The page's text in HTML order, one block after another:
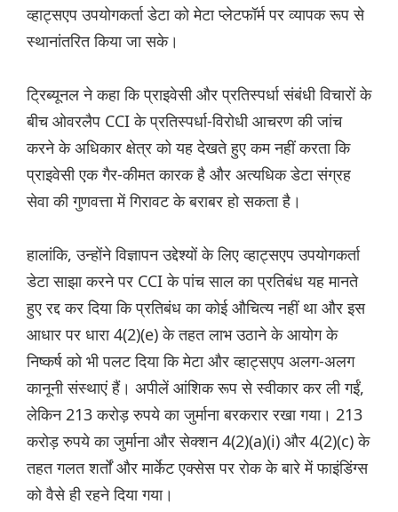
व्हाट्सएप उपयोगकर्ता डेटा को मेटा प्लेटफॉर्म पर व्यापक रूप से
स्थानांतरित किया जा सके।
ट्रिब्यूनल ने कहा कि प्राइवेसी और प्रतिस्पर्धा संबंधी विचारों के
बीच ओवरलैप CCI के प्रतिस्पर्धा-विरोधी आचरण की जांच
करने के अधिकार क्षेत्र को यह देखते हुए कम नहीं करता कि
प्राइवेसी एक गैर-कीमत कारक है और अत्यधिक डेटा संग्रह
सेवा की गुणवत्ता में गिरावट के बराबर हो सकता है।
हालांकि, उन्होंने विज्ञापन उद्देश्यों के लिए व्हाट्सएप उपयोगकर्ता
डेटा साझा करने पर CCI के पांच साल का प्रतिबंध यह मानते
हुए रद्द कर दिया कि प्रतिबंध का कोई औचित्य नहीं था और इस
आधार पर धारा 4(2)(e) के तहत लाभ उठाने के आयोग के
निष्कर्ष को भी पलट दिया कि मेटा और व्हाट्सएप अलग-अलग
कानूनी संस्थाएं हैं। अपीलें आंशिक रूप से स्वीकार कर ली गईं,
लेकिन 213 करोड़ रुपये का जुर्माना बरकरार रखा गया। 213
करोड़ रुपये का जुर्माना और सेक्शन 4(2)(a)(i) और 4(2)(c) के
तहत गलत शर्तों और मार्केट एक्सेस पर रोक के बारे में फाइंडिंग्स
को वैसे ही रहने दिया गया।